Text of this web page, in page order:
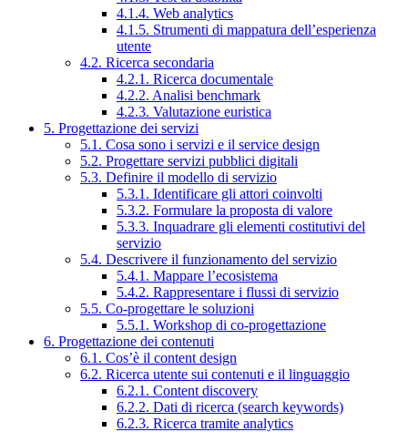
4.1.4. Web analytics
4.1.5. Strumenti di mappatura dell’esperienza
utente
4.2. Ricerca secondaria
4.2.1. Ricerca documentale
4.2.2. Analisi benchmark
4.2.3. Valutazione euristica
5. Progettazione dei servizi
5.1. Cosa sono i servizi e il service design
5.2. Progettare servizi pubblici digitali
5.3. Definire il modello di servizio
5.3.1. Identificare gli attori coinvolti
5.3.2. Formulare la proposta di valore
5.3.3. Inquadrare gli elementi costitutivi del
servizio
5.4. Descrivere il funzionamento del servizio
5.4.1. Mappare l’ecosistema
5.4.2. Rappresentare i flussi di servizio
5.5. Co-progettare le soluzioni
5.5.1. Workshop di co-progettazione
6. Progettazione dei contenuti
6.1. Cos’è il content design
6.2. Ricerca utente sui contenuti e il linguaggio
6.2.1. Content discovery
6.2.2. Dati di ricerca (search keywords)
6.2.3. Ricerca tramite analytics